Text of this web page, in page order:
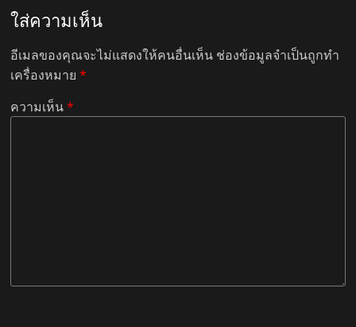
ใส่ความเห็น
อีเมลของคุณจะไม่แสดงให้คนอื่นเห็น ช่องข้อมูลจำเป็นถูกทำ
เครื่องหมาย*
ความเห็น*